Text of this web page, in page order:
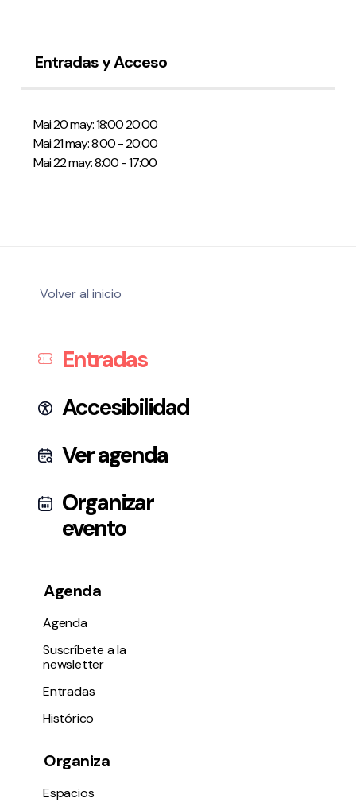
web
Entradas y Acceso
Mai 20 may: 18:00 20:00
Mai 21 may: 8:00 - 20:00
Mai 22 may: 8:00 - 17:00
Volver al inicio
Entradas
Accesibilidad
Ver agenda
Organizar
evento
Agenda
Agenda
Suscríbete a la
newsletter
Entradas
Histórico
Organiza
Espacios